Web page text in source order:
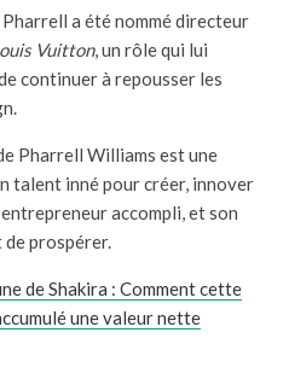
a été nommé directeur
Vuitton, un rôle qui lui
continuer à repousser les
Pharrell Williams est une
talent inné pour créer, innover
accompli, et son
prospérer.
de Shakira : Comment cette
une valeur nette